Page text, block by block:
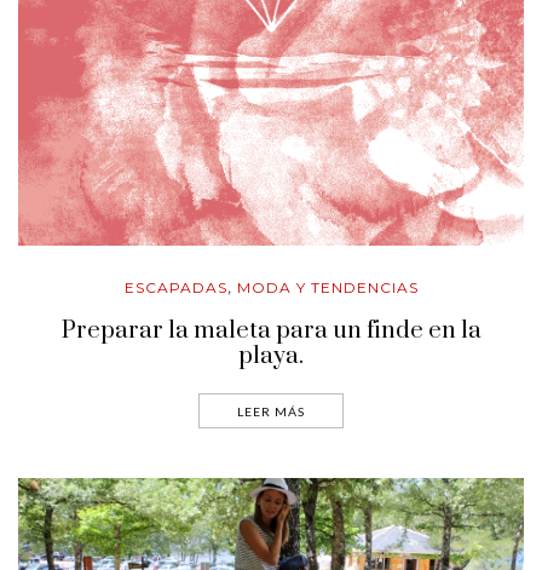
ESCAPADAS, MODA Y TENDENCIAS
Preparar la maleta para un finde en la
playa.
LEER MÁS